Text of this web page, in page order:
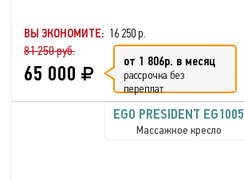
ВЫ ЭКОНОМИТЕ: 16 250 р.
81 250 руб.
65 000 от 1 806р. в месяц
рассрочка без
переплат
EGO PRESIDENT EG1005
Массажное кресло